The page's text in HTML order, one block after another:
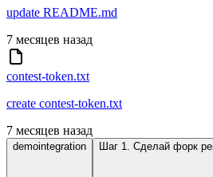
update README.md
7 месяцев назад
contest-token.txt
create contest-token.txt
7 месяцев назад
demointegration Шаг 1. Сделай форк